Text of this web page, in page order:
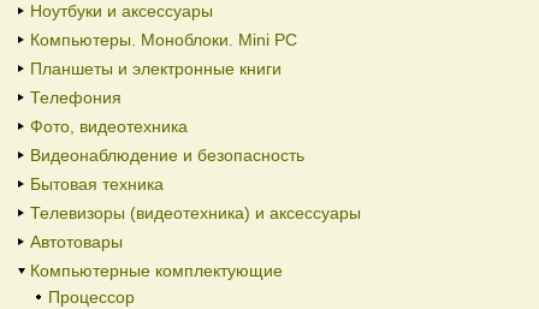
Ноутбуки и аксессуары
Компьютеры. Моноблоки. Mini PC
Планшеты и электронные книги
Телефония
Фото, видеотехника
Видеонаблюдение и безопасность
Бытовая техника
Телевизоры (видеотехника) и аксессуары
Автотовары
Компьютерные комплектующие
Процессор